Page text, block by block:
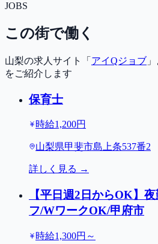
JOBS
この街で働く
山梨の求人サイト「 アイQジョブ
をご紹介します
保育士
時給1,200円
山梨県甲斐市島上条537番2
詳しく見る →
【平日週2日からOK】
フ/WワークOK/甲府市
時給1,300円～